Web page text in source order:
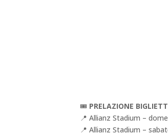
🎟️ PRELAZIONE
📍 Allianz Stadium –
📍 Allianz Stadium –